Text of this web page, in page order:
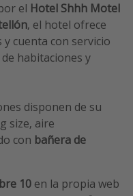
el Hotel Shhh Motel
, el hotel ofrece
cuenta con servicio
habitaciones y
disponen de su
size, aire
con bañera de
10 en la propia web